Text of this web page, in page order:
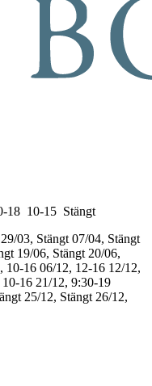
18 10-15 Stängt
29/03, Stängt 07/04, Stängt
19/06, Stängt 20/06,
10-16 06/12, 12-16 12/12,
10-16 21/12, 9:30-19
25/12, Stängt 26/12,